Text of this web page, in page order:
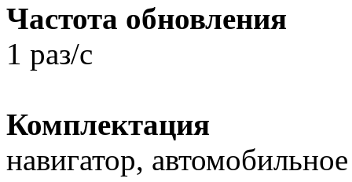
Частота обновления
1 раз/с
Комплектация
навигатор,